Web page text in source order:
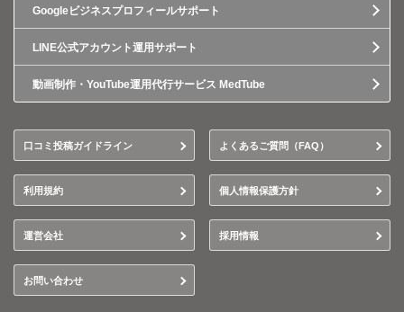
Googleビジネスプロフィールサポート
LINE公式アカウント運用サポート
動画制作・YouTube運用代行サービス MedTube
口コミ投稿ガイドライン よくあるご質問（FAQ）
利用規約 個人情報保護方針
運営会社 採用情報
お問い合わせ